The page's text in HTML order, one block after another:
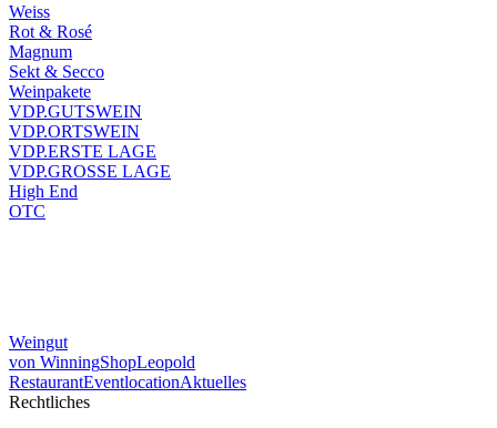
Weiss
Rot & Rosé
Magnum
Sekt & Secco
Weinpakete
VDP.GUTSWEIN
VDP.ORTSWEIN
VDP.ERSTE LAGE
VDP.GROSSE LAGE
High End
OTC
Weingut
von WinningShopLeopold
RestaurantEventlocationAktuelles
Rechtliches